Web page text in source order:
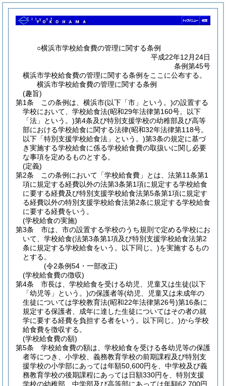
○横浜市学校給食費の管理に関する条例
平成22年12月24日
条例第45号
横浜市学校給食費の管理に関する条例をここに公布する。
横浜市学校給食費の管理に関する条例
(趣旨)
第1条
この条例は、横浜市(以下「市」という。)の設置する
学校において、学校給食法(昭和29年法律第160号。以下
「法」という。)第4条及び特別支援学校の幼稚部及び高等
部における学校給食に関する法律(昭和32年法律第118号。
以下「特別支援学校給食法」という。)第3条の規定に基づ
き実施する学校給食に係る学校給食費の取扱いに関し必要
な事項を定めるものとする。
(定義)
第2条
この条例において「学校給食費」とは、法第11条第1
項に規定する経費以外の法第3条第1項に規定する学校給食
に要する経費及び特別支援学校給食法第5条第1項に規定す
る経費以外の特別支援学校給食法第2条に規定する学校給食
に要する経費をいう。
(学校給食の実施)
第3条
市は、市の設置する学校のうち規則で定める学校にお
いて、学校給食(法第3条第1項及び特別支援学校給食法第2
条に規定する学校給食をいう。以下同じ。)を実施するもの
とする。
(令2条例54・一部改正)
(学校給食費の徴収)
第4条
市長は、学校給食を受ける幼児、児童又は生徒(以下
「幼児等」という。)の保護者等(幼児、児童又は未成年の
生徒については学校教育法(昭和22年法律第26号)第16条に
規定する保護者、成年に達した生徒についてはその者の就
学に要する経費を負担する者をいう。以下同じ。)から学校
給食費を徴収する。
(学校給食費の額)
第5条
学校給食費の額は、学校給食を受ける各幼児等の保護
者等につき、小学校、義務教育学校の前期課程及び特別支
援学校の小学部にあっては年額50,600円を、中学校及び義
務教育学校の後期課程にあっては日額330円を、特別支援
学校の幼稚部、中学部及び高等部にあっては年額62,700円